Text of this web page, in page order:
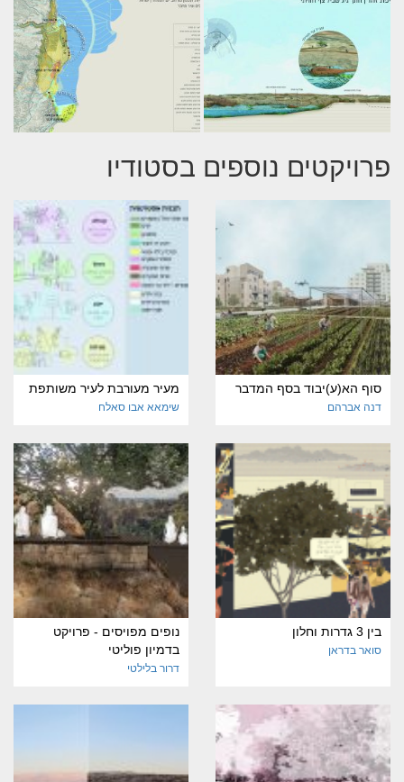
פרויקטים נוספים בסטודיו
סוף הא(ע)יבוד בסף המדבר
דנה אברהם
מעיר מעורבת לעיר משותפת
שימאא אבו סאלח
בין 3 גדרות וחלון
סואר בדראן
נופים מפויסים - פרויקט
בדמיון פוליטי
דרור בלילטי